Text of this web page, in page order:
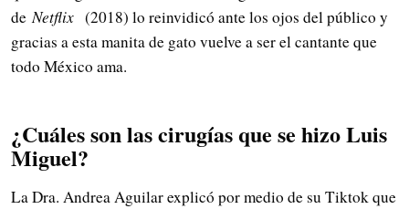
deNetflix (2018) lo reinvidicó ante los ojos del público y
gracias a esta manita de gato vuelve a ser el cantante que
todo México ama.
¿Cuáles son las cirugías que se hizo Luis
Miguel?
La Dra. Andrea Aguilar explicó por medio de su Tiktok que